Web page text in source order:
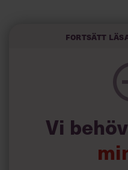
aktiviteter. 3. Chilla, ta en
Minns du någon
”Under ett lönesamtal för
mig med en oväntad
en högre lön?’. Sedan
Vad skulle du vilja säga
Fortsätt
Vi